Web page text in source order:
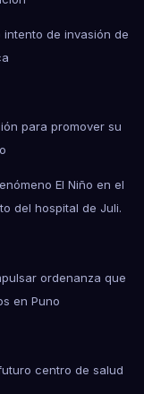
de invasión de
para promover su
El Niño en el
del hospital de Juli.
ordenanza que
en Puno
centro de salud